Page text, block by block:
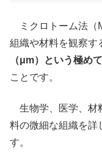
ミクロトーム法（
組織や材料を観察す
（μm）という極め
ことです。
生物学、医学、材
料の微細な組織を詳
す。